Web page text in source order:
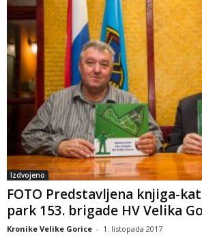
Izdvojeno
FOTO Predstavljena knjiga-
park 153. brigade HV Velika
Kronike Velike Gorice - 1. listopada 2017